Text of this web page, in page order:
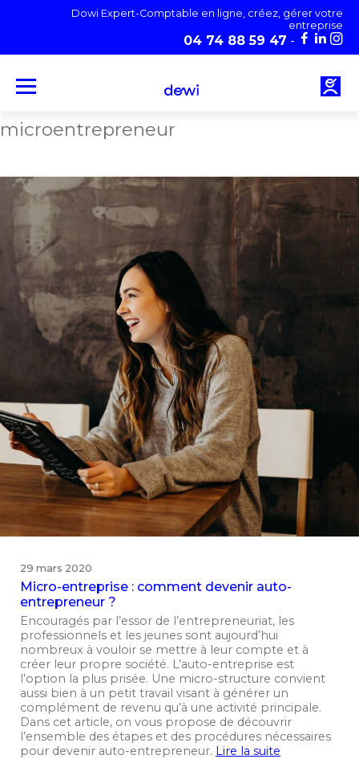
Dowi Expert-Comptable en ligne, créez, gérer votre
entreprise
04 74 88 59 47 -
microentrepreneur
29 mars 2020
Micro-entreprise : comment devenir auto-
entrepreneur ?
Encouragés par l’essor de l’entrepreneuriat, les
professionnels et les jeunes sont aujourd’hui
nombreux à vouloir se mettre à leur compte et à
créer leur propre société. L’auto-entreprise est
l’option la plus prisée. Une micro-structure convient
aussi bien à un petit travail visant à générer un
complément de revenu qu’à une activité principale.
Dans cet article, on vous propose de découvrir
l’ensemble des étapes et des procédures nécessaires
pour devenir auto-entrepreneur. Lire la suite